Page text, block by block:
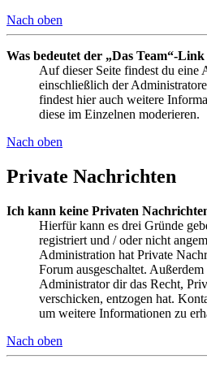
Nach oben
Was bedeutet der „Das Team“-
Auf dieser Seite findest du eine
einschließlich der
findest hier auch weitere
diese im Einzelnen moderieren.
Nach oben
Private Nachrichten
Ich kann keine Privaten
Hierfür kann es drei Gründe
registriert und / oder nicht
Administration hat Private
Forum ausgeschaltet.
Administrator dir das Recht,
verschicken, entzogen hat.
um weitere Informationen zu
Nach oben